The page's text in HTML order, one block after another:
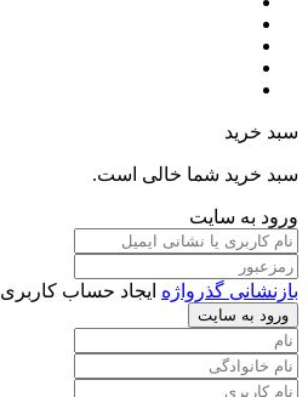
سبد خرید
سبد خرید شما خالی است.
ورود به سایت
بازنشانی گذرواژه ایجاد حساب کاربری
ورود به سایت